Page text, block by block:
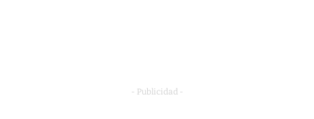
- Publicidad -